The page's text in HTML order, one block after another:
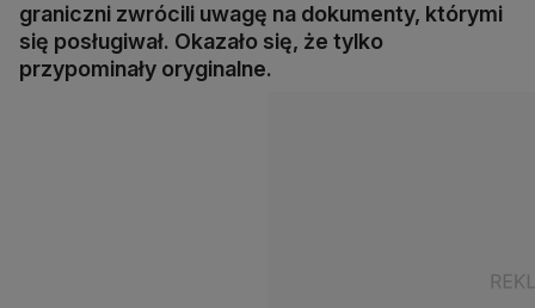
graniczni zwrócili uwagę na dokumenty, którymi
się posługiwał. Okazało się, że tylko
przypominały oryginalne.